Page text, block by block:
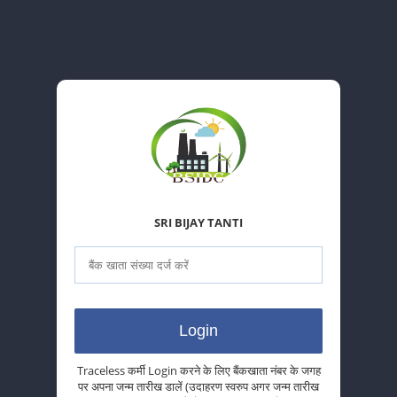
SRI BIJAY TANTI
Traceless कर्मी Login करने के लिए बैंकखाता नंबर के जगह
पर अपना जन्म तारीख डालें (उदाहरण स्वरुप अगर जन्म तारीख